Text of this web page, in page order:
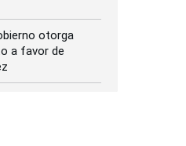
otorga
a favor de